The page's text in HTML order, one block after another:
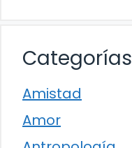
Categorías
Amistad
Amor